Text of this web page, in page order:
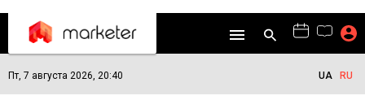
Пт, 7 августа 2026, 20:40 UA RU